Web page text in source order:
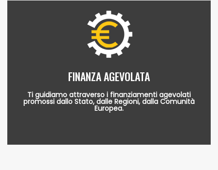
FINANZA AGEVOLATA
Ti guidiamo attraverso i finanziamenti agevolati
promossi dallo Stato, dalle Regioni, dalla Comunità
Europea.